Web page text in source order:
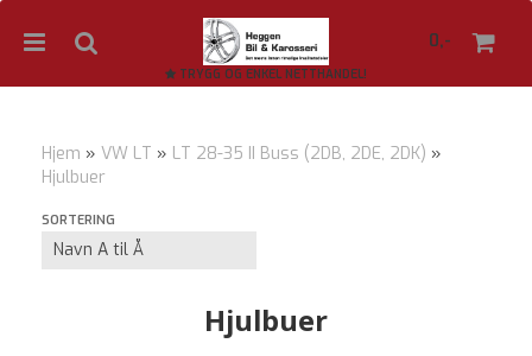
0,-
TRYGG OG ENKEL NETTHANDEL!
Hjem » VW LT » LT 28-35 II Buss (2DB, 2DE, 2DK) »
Hjulbuer
SORTERING
Hjulbuer